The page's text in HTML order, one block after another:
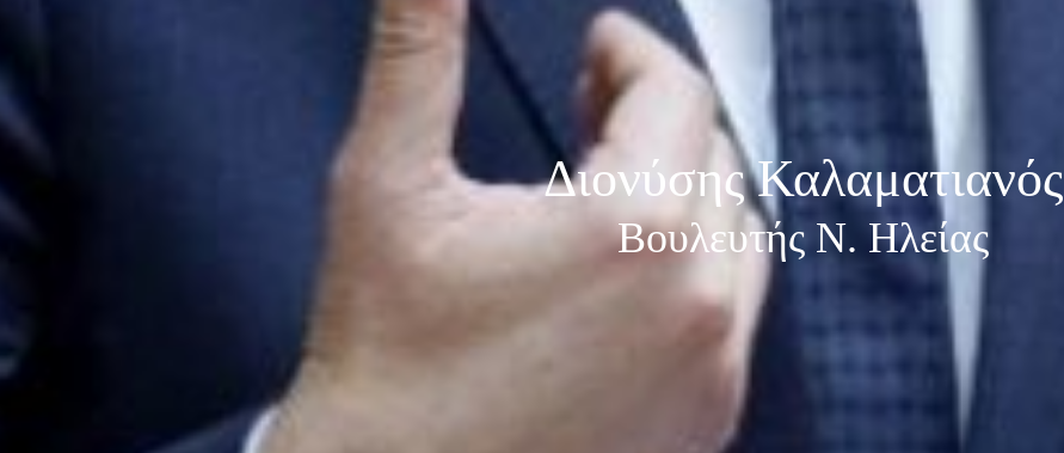
Διονύσης Καλαματιανός
Βουλευτής Ν. Ηλείας